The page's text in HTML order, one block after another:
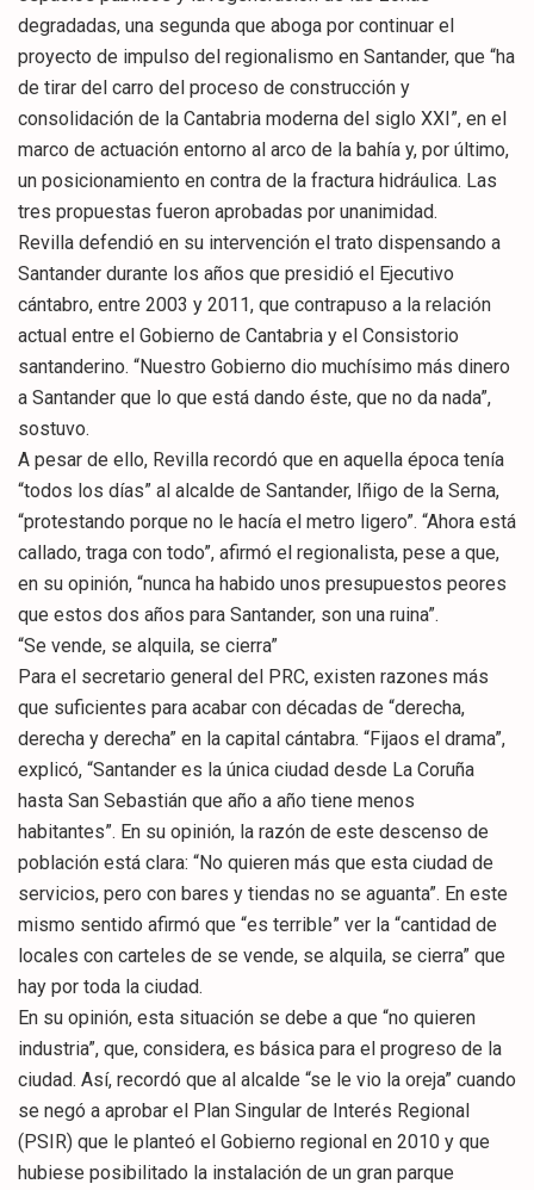
degradadas, una segunda que aboga por continuar el
proyecto de impulso del regionalismo en Santander, que “ha
de tirar del carro del proceso de construcción y
consolidación de la Cantabria moderna del siglo XXI”, en el
marco de actuación entorno al arco de la bahía y, por último,
un posicionamiento en contra de la fractura hidráulica. Las
tres propuestas fueron aprobadas por unanimidad.
Revilla defendió en su intervención el trato dispensando a
Santander durante los años que presidió el Ejecutivo
cántabro, entre 2003 y 2011, que contrapuso a la relación
actual entre el Gobierno de Cantabria y el Consistorio
santanderino. “Nuestro Gobierno dio muchísimo más dinero
a Santander que lo que está dando éste, que no da nada”,
sostuvo.
A pesar de ello, Revilla recordó que en aquella época tenía
“todos los días” al alcalde de Santander, Iñigo de la Serna,
“protestando porque no le hacía el metro ligero”. “Ahora está
callado, traga con todo”, afirmó el regionalista, pese a que,
en su opinión, “nunca ha habido unos presupuestos peores
que estos dos años para Santander, son una ruina”.
“Se vende, se alquila, se cierra”
Para el secretario general del PRC, existen razones más
que suficientes para acabar con décadas de “derecha,
derecha y derecha” en la capital cántabra. “Fijaos el drama”,
explicó, “Santander es la única ciudad desde La Coruña
hasta San Sebastián que año a año tiene menos
habitantes”. En su opinión, la razón de este descenso de
población está clara: “No quieren más que esta ciudad de
servicios, pero con bares y tiendas no se aguanta”. En este
mismo sentido afirmó que “es terrible” ver la “cantidad de
locales con carteles de se vende, se alquila, se cierra” que
hay por toda la ciudad.
En su opinión, esta situación se debe a que “no quieren
industria”, que, considera, es básica para el progreso de la
ciudad. Así, recordó que al alcalde “se le vio la oreja” cuando
se negó a aprobar el Plan Singular de Interés Regional
(PSIR) que le planteó el Gobierno regional en 2010 y que
hubiese posibilitado la instalación de un gran parque